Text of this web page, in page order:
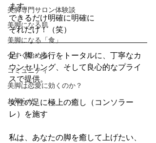
美脚専門サロン体験談
美脚になる肌
美脚になる「食」
今すぐ始める
コミュニティ
美脚は恋愛に効くのか？
お知らせ
ます。
できるだけ明確に明確に
それだけ！（笑）
足・脚・歩行をトータルに、丁寧なカ
ウンセリング、そして良心的なプライ
スで提供。
女性の足に極上の癒し（コンソラー
レ）を施す
私は、あなたの脚を癒して上げたい、